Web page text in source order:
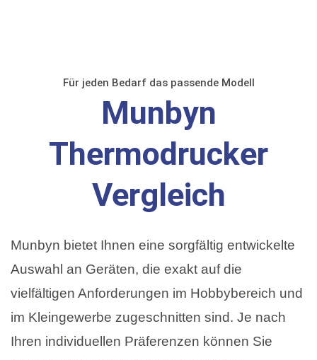
Für jeden Bedarf das passende Modell
Munbyn
Thermodrucker
Vergleich
Munbyn bietet Ihnen eine sorgfältig entwickelte
Auswahl an Geräten, die exakt auf die
vielfältigen Anforderungen im Hobbybereich und
im Kleingewerbe zugeschnitten sind. Je nach
Ihren individuellen Präferenzen können Sie